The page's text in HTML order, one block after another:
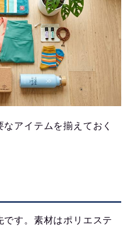
アイテムを揃えておく
す。素材はポリエステ